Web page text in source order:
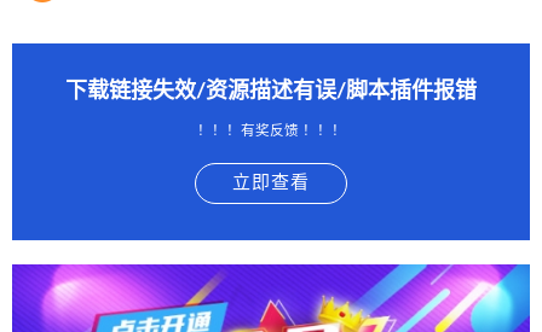
下载链接失效/资源描述有误/脚本插件报错
！！！有奖反馈 ！！！
立即查看